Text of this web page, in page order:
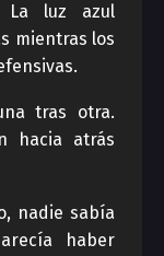
La luz azul
mientras los
tras otra.
hacia atrás
nadie sabía
haber